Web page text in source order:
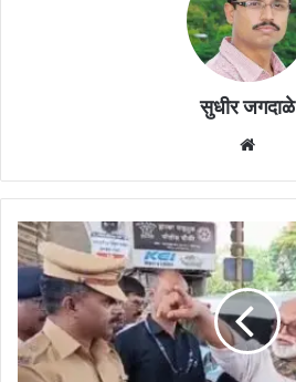
सुधीर जगदाळे
छगन
भुजबळ
यांनी
महापालिकेच्या
अधिकाऱ्यांना
सुनावले
खडे